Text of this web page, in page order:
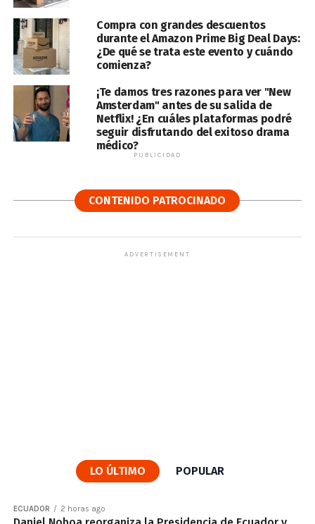
Compra con grandes descuentos
durante el Amazon Prime Big Deal Days:
¿De qué se trata este evento y cuándo
comienza?
¡Te damos tres razones para ver "New
Amsterdam" antes de su salida de
Netflix! ¿En cuáles plataformas podré
seguir disfrutando del exitoso drama
médico?
PUBLICIDAD
CONTENIDO PATROCINADO
ADVERTISEMENT
LO ÚLTIMO POPULAR
ECUADOR 2 horas ago